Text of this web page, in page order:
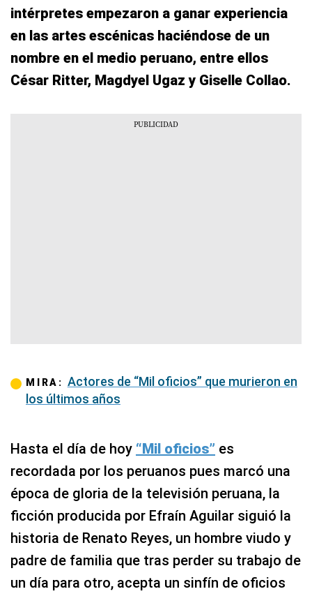
intérpretes empezaron a ganar experiencia
en las artes escénicas haciéndose de un
nombre en el medio peruano, entre ellos
César Ritter, Magdyel Ugaz y Giselle Collao.
MIRA: Actores de “Mil oficios” que murieron en
los últimos años
Hasta el día de hoy “Mil oficios” es
recordada por los peruanos pues marcó una
época de gloria de la televisión peruana, la
ficción producida por Efraín Aguilar siguió la
historia de Renato Reyes, un hombre viudo y
padre de familia que tras perder su trabajo de
un día para otro, acepta un sinfín de oficios